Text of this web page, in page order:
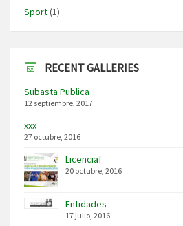
Sport(1)
RECENT GALLERIES
Subasta Publica
12 septiembre, 2017
xxx
27 octubre, 2016
Licenciaf
20 octubre, 2016
Entidades
17 julio, 2016